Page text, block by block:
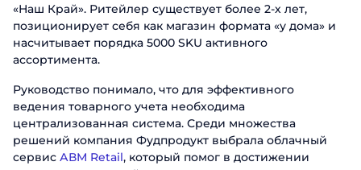
«Наш Край». Ритейлер существует более 2-х лет,
позиционирует себя как магазин формата «у дома» и
насчитывает порядка 5000 SKU активного
ассортимента.
Руководство понимало, что для эффективного
ведения товарного учета необходима
централизованная система. Среди множества
решений компания Фудпродукт выбрала облачный
сервис АВМ Retail, который помог в достижении